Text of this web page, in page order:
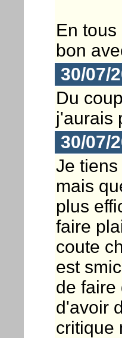
En
bon
30/07/
Du
j'aurais
30/07/
Je
mais
plus
faire
coute
est
de faire
d'avoir
critique